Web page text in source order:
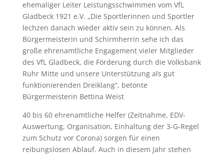
ehemaliger Leiter Leistungsschwimmen vom VfL
Gladbeck 1921 e.V. „Die Sportlerinnen und Sportler
lechzen danach wieder aktiv sein zu können. Als
Bürgermeisterin und Schirmherrin sehe ich das
große ehrenamtliche Engagement vieler Mitglieder
des VfL Gladbeck, die Förderung durch die Volksbank
Ruhr Mitte und unsere Unterstützung als gut
funktionierenden Dreiklang“, betonte
Bürgermeisterin Bettina Weist
40 bis 60 ehrenamtliche Helfer (Zeitnahme, EDV-
Auswertung, Organisation, Einhaltung der 3-G-Regel
zum Schutz vor Corona) sorgen für einen
reibungslosen Ablauf. Auch in diesem Jahr stehen